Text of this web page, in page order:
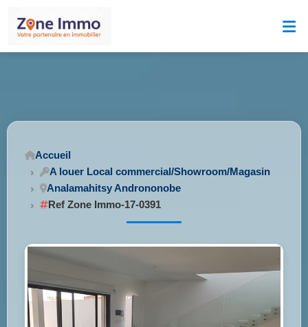
Accueil
A louer Local commercial/Showroom/Magasin
Analamahitsy Andrononobe
Ref Zone Immo-17-0391